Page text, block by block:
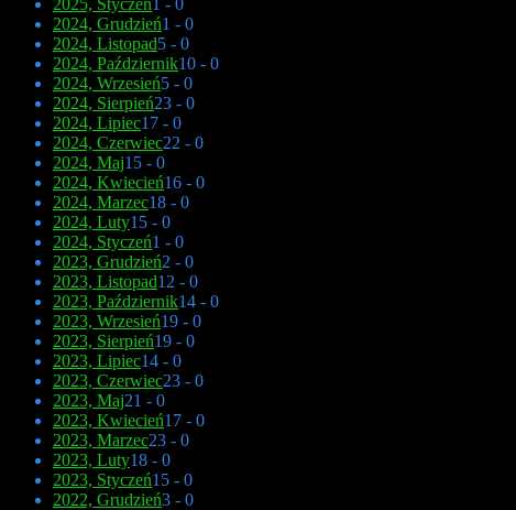
2025, Styczeń1 - 0
2024, Grudzień1 - 0
2024, Listopad5 - 0
2024, Październik10 - 0
2024, Wrzesień5 - 0
2024, Sierpień23 - 0
2024, Lipiec17 - 0
2024, Czerwiec22 - 0
2024, Maj15 - 0
2024, Kwiecień16 - 0
2024, Marzec18 - 0
2024, Luty15 - 0
2024, Styczeń1 - 0
2023, Grudzień2 - 0
2023, Listopad12 - 0
2023, Październik14 - 0
2023, Wrzesień19 - 0
2023, Sierpień19 - 0
2023, Lipiec14 - 0
2023, Czerwiec23 - 0
2023, Maj21 - 0
2023, Kwiecień17 - 0
2023, Marzec23 - 0
2023, Luty18 - 0
2023, Styczeń15 - 0
2022, Grudzień3 - 0